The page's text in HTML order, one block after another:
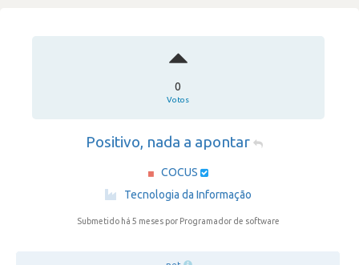
0
Votos
Positivo, nada a apontar
COCUS
Tecnologia da Informação
Submetido há 5 meses por Programador de software